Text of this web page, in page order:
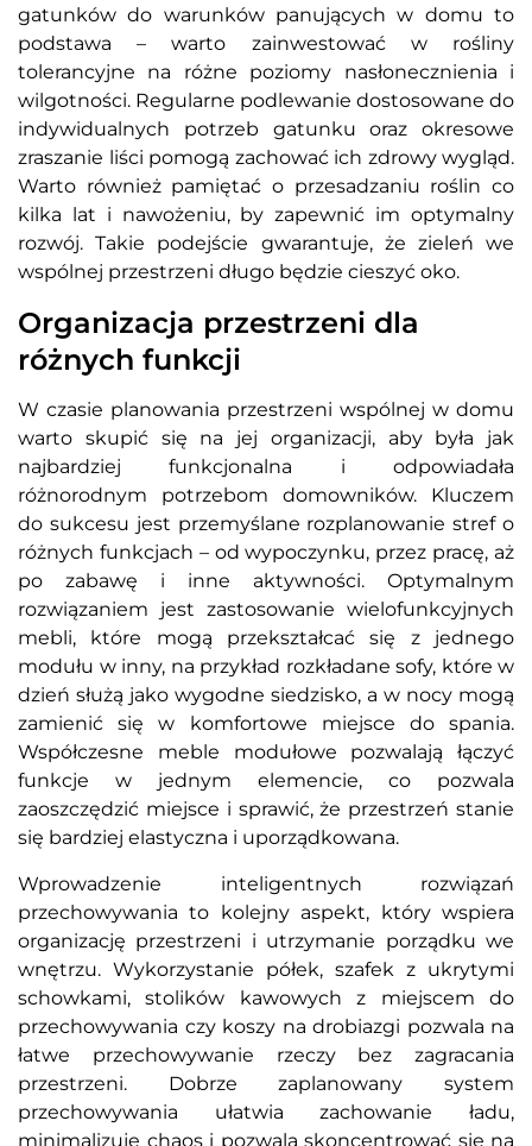
gatunków do warunków panujących w domu to
podstawa – warto zainwestować w rośliny
tolerancyjne na różne poziomy nasłonecznienia i
wilgotności. Regularne podlewanie dostosowane do
indywidualnych potrzeb gatunku oraz okresowe
zraszanie liści pomogą zachować ich zdrowy wygląd.
Warto również pamiętać o przesadzaniu roślin co
kilka lat i nawożeniu, by zapewnić im optymalny
rozwój. Takie podejście gwarantuje, że zieleń we
wspólnej przestrzeni długo będzie cieszyć oko.
Organizacja przestrzeni dla
różnych funkcji
W czasie planowania przestrzeni wspólnej w domu
warto skupić się na jej organizacji, aby była jak
najbardziej funkcjonalna i odpowiadała
różnorodnym potrzebom domowników. Kluczem
do sukcesu jest przemyślane rozplanowanie stref o
różnych funkcjach – od wypoczynku, przez pracę, aż
po zabawę i inne aktywności. Optymalnym
rozwiązaniem jest zastosowanie wielofunkcyjnych
mebli, które mogą przekształcać się z jednego
modułu w inny, na przykład rozkładane sofy, które w
dzień służą jako wygodne siedzisko, a w nocy mogą
zamienić się w komfortowe miejsce do spania.
Współczesne meble modułowe pozwalają łączyć
funkcje w jednym elemencie, co pozwala
zaoszczędzić miejsce i sprawić, że przestrzeń stanie
się bardziej elastyczna i uporządkowana.
Wprowadzenie inteligentnych rozwiązań
przechowywania to kolejny aspekt, który wspiera
organizację przestrzeni i utrzymanie porządku we
wnętrzu. Wykorzystanie półek, szafek z ukrytymi
schowkami, stolików kawowych z miejscem do
przechowywania czy koszy na drobiazgi pozwala na
łatwe przechowywanie rzeczy bez zagracania
przestrzeni. Dobrze zaplanowany system
przechowywania ułatwia zachowanie ładu,
minimalizuje chaos i pozwala skoncentrować się na